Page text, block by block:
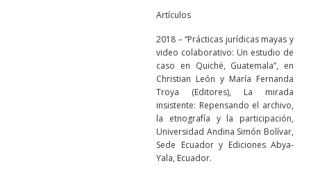
Artículos
2018 – “Prácticas jurídicas mayas y
video colaborativo: Un estudio de
caso en Quiché, Guatemala”, en
Christian León y María Fernanda
Troya (Editores), La mirada
insistente: Repensando el archivo,
la etnografía y la participación,
Universidad Andina Simón Bolívar,
Sede Ecuador y Ediciones Abya-
Yala, Ecuador.